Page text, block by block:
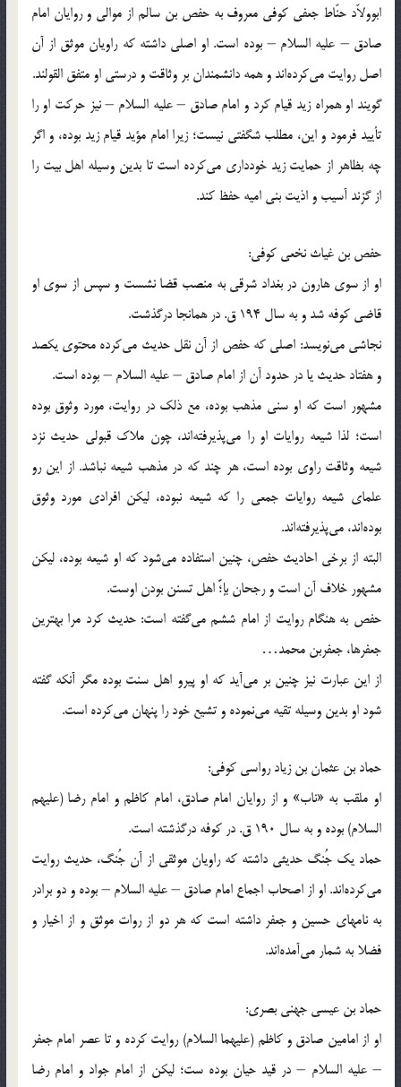
ابوولاّد حنّاط جعفی كوفی معروف به حفص بن سالم از موالی و روایان امام
صادق – علیه السلام – بوده است. او اصلی داشته كه راویان موثق از آن
اصل روایت می‌كرده‌اند و همه دانشمندان بر وثاقت و درستی او متفق القولند.
گویند او همراه زید قیام كرد و امام صادق – علیه السلام – نیز حركت او را
تأیید فرمود و این، مطلب شگفتی نیست؛ زیرا امام مؤید قیام زید بوده، و اگر
چه بظاهر از حمایت زید خودداری می‌كرده است تا بدین وسیله اهل بیت را
از گزند آسیب و اذیت بنی امیه حفظ كند.
حفص بن غیاث نخعی كوفی:
او از سوی هارون در بغداد شرقی به منصب قضا نشست و سپس از سوی او
قاضی كوفه شد و به سال 194 ق. در همانجا درگذشت.
نجاشی می‌نویسد: اصلی كه حفص از آن نقل حدیث می‌كرده محتوی یكصد
و هفتاد حدیث یا در حدود آن از امام صادق – علیه السلام – بوده است.
مشهور است كه او سنی مذهب بوده، مع ذلك در روایت، مورد وثوق بوده
است؛ لذا شیعه روایات او را می‌پذیرفته‌اند، چون ملاك قبولی حدیث نزد
شیعه وثاقت راوی بوده است، هر چند كه در مذهب شیعه نباشد. از این رو
علمای شیعه روایات جمعی را كه شیعه نبوده، لیكن افرادی مورد وثوق
بوده‌اند، می‌پذیرفته‌اند.
البته از برخی احادیث حفص، چنین استفاده می‌شود كه او شیعه بوده، لیكن
مشهور خلاف آن است و رجحان بإ؛ّّ اهل تسنن بودن اوست.
حفص به هنگام روایت از امام ششم می‌گفته است: حدیث كرد مرا بهترین
جعفرها، جعفربن محمد…
از این عبارت نیز چنین بر می‌آید كه او پیرو اهل سنت بوده مگر آنكه گفته
شود او بدین وسیله تقیه می‌نموده و تشیع خود را پنهان می‌كرده است.
حماد بن عثمان بن زیاد رواسی كوفی:
او ملقب به «ناب» و از روایان امام صادق، امام كاظم و امام رضا (علیهم
السلام) بوده و به سال 190 ق. در كوفه درگذشته است.
حماد یك جُنگ حدیثی داشته كه راویان موثقی از آن جُنگ، حدیث روایت
می‌كرده‌اند. او از اصحاب اجماع امام صادق – علیه السلام – بوده و دو برادر
به نامهای حسین و جعفر داشته است كه هر دو از روات موثق و از اخیار و
فضلا به شمار می‌آمده‌اند.
حماد بن عیسی جهنی بصری:
او از امامین صادق و كاظم (علیهما السلام) روایت كرده و تا عصر امام جعفر
– علیه السلام – در قید حیان بوده ست؛ لیكن از امام جواد و امام رضا